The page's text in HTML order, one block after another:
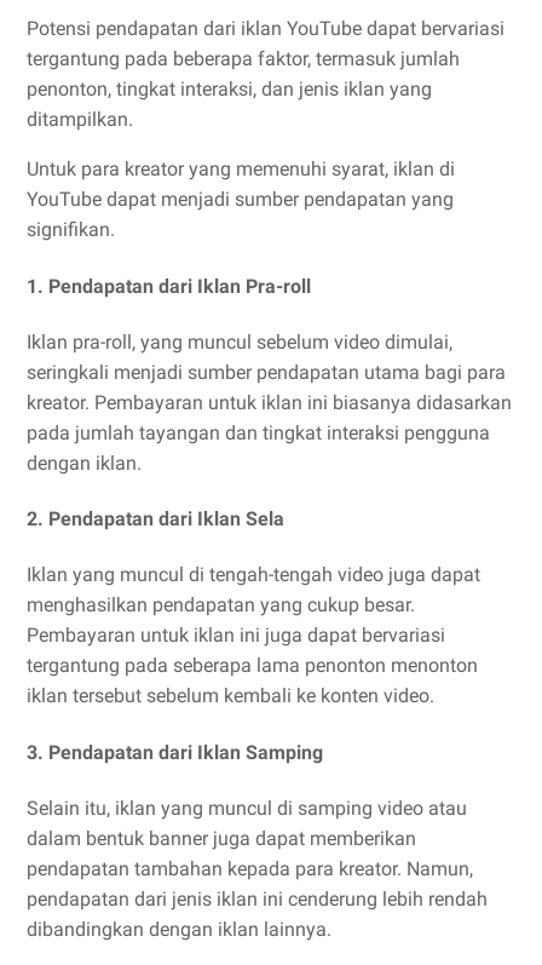
Potensi pendapatan dari iklan YouTube dapat bervariasi
tergantung pada beberapa faktor, termasuk jumlah
penonton, tingkat interaksi, dan jenis iklan yang
ditampilkan.
Untuk para kreator yang memenuhi syarat, iklan di
YouTube dapat menjadi sumber pendapatan yang
signifikan.
1. Pendapatan dari Iklan Pra-roll
Iklan pra-roll, yang muncul sebelum video dimulai,
seringkali menjadi sumber pendapatan utama bagi para
kreator. Pembayaran untuk iklan ini biasanya didasarkan
pada jumlah tayangan dan tingkat interaksi pengguna
dengan iklan.
2. Pendapatan dari Iklan Sela
Iklan yang muncul di tengah-tengah video juga dapat
menghasilkan pendapatan yang cukup besar.
Pembayaran untuk iklan ini juga dapat bervariasi
tergantung pada seberapa lama penonton menonton
iklan tersebut sebelum kembali ke konten video.
3. Pendapatan dari Iklan Samping
Selain itu, iklan yang muncul di samping video atau
dalam bentuk banner juga dapat memberikan
pendapatan tambahan kepada para kreator. Namun,
pendapatan dari jenis iklan ini cenderung lebih rendah
dibandingkan dengan iklan lainnya.